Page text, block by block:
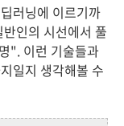
러닝에 이르기까
인의 시선에서 풀
". 이런 기술들과
일지 생각해볼 수